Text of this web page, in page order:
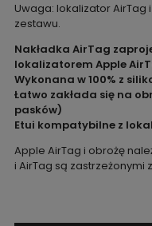
Uwaga: lokalizator AirTag
zestawu.
Nakładka AirTag
lokalizatorem Apple
Wykonana w 100% z
Łatwo zakłada się na
pasków)
Etui kompatybilne z
Apple AirTag i obrożę
i AirTag są